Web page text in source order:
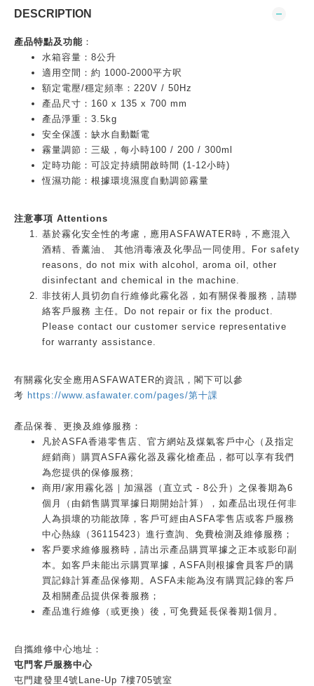
DESCRIPTION
產品特點及功能 ：
水箱容量：8公升
適用空間：約 1000-2000平方呎
額定電壓/穩定頻率：220V / 50Hz
產品尺寸：160 x 135 x 700 mm
產品淨重：3.5kg
安全保護：缺水自動斷電
霧量調節：三級，每小時100 / 200 / 300ml
定時功能：可設定持續開啟時間 (1-12小時)
恆濕功能：根據環境濕度自動調節霧量
注意事項 Attentions
基於霧化安全性的考慮，應用ASFAWATER時，不應混入
酒精、香薰油、 其他消毒液及化學品一同使用。For safety
reasons, do not mix with alcohol, aroma oil, other
disinfectant and chemical in the machine.
非技術人員切勿自行維修此霧化器，如有關保養服務，請聯
絡客戶服務 主任。Do not repair or fix the product.
Please contact our customer service representative
for warranty assistance.
有關霧化安全應用ASFAWATER的資訊，閣下可以參
考 https://www.asfawater.com/pages/第十課
產品保養、更換及維修服務：
凡於ASFA香港零售店、官方網站及煤氣客戶中心（及指定
經銷商）購買ASFA霧化器及霧化槍產品，都可以享有我們
為您提供的保修服務;
商用/家用霧化器｜加濕器（直立式 - 8公升）之保養期為6
個月（由銷售購買單據日期開始計算），如產品出現任何非
人為損壞的功能故障，客戶可經由ASFA零售店或客戶服務
中心熱線（36115423）進行查詢、免費檢測及維修服務；
客戶要求維修服務時，請出示產品購買單據之正本或影印副
本。如客戶未能出示購買單據，ASFA則根據會員客戶的購
買記錄計算產品保修期。ASFA未能為沒有購買記錄的客戶
及相關產品提供保養服務；
產品進行維修（或更換）後，可免費延長保養期1個月。
自攜維修中心地址：
屯門客戶服務中心
屯門建發里4號Lane-Up 7樓705號室